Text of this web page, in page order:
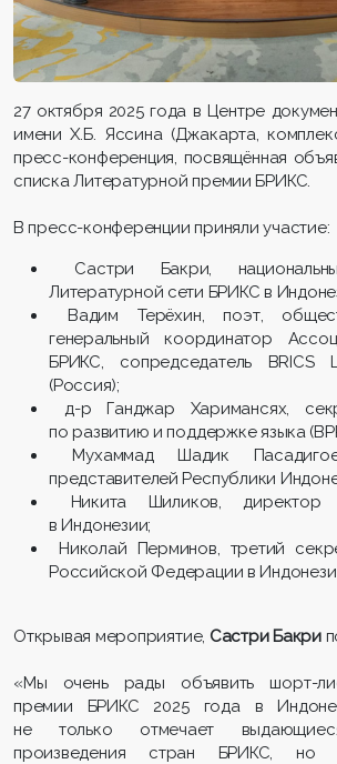
27 октября 2025 года в Центре
имени Х.Б. Яссина (Джакарта,
пресс-конференция, посвящённая
списка Литературной премии БРИКС.
В пресс-конференции приняли участие:
Састри Бакри,
Литературной сети БРИКС в
Вадим Терёхин, поэт,
генеральный координатор
БРИКС, сопредседатель BRICS
(Россия);
д-р Ганджар Харимансях,
по развитию и поддержке языка
Мухаммад Шадик
представителей Республики
Никита Шиликов, директор
в Индонезии;
Николай Перминов, третий
Российской Федерации в
Открывая мероприятие, Састри Бакри
«Мы очень рады объявить шорт-
премии БРИКС 2025 года в
не только отмечает
произведения стран БРИКС, но